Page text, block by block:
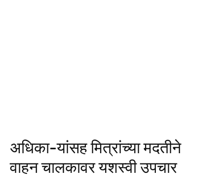
अधिका-यांसह मित्रांच्या मदतीने
वाहन चालकावर यशस्वी उपचार